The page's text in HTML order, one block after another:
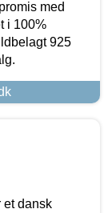
med
i 100%
925
et dansk